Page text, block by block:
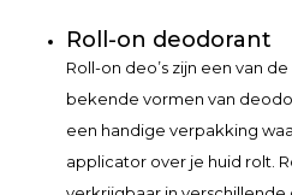
Roll-on deodorant
Roll-on deo’s zijn een van
bekende vormen van
een handige verpakking
applicator over je huid rolt.